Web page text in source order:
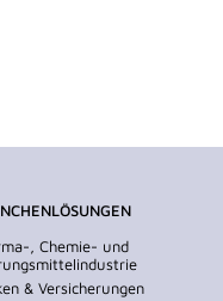
, Chemie- und
& Versicherungen